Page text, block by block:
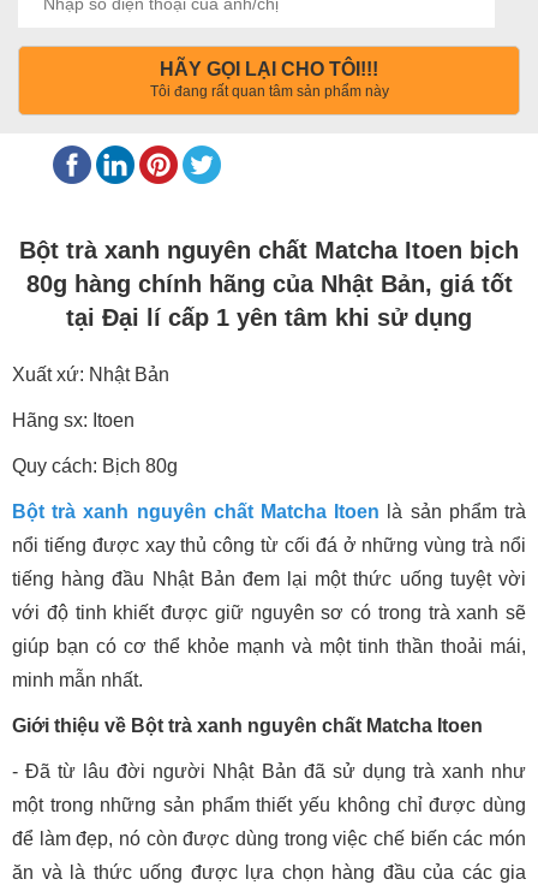
HÃY GỌI LẠI CHO TÔI!!!
Tôi đang rất quan tâm sản phẩm này
Bột trà xanh nguyên chất Matcha Itoen bịch
80g hàng chính hãng của Nhật Bản, giá tốt
tại Đại lí cấp 1 yên tâm khi sử dụng
Xuất xứ: Nhật Bản
Hãng sx: Itoen
Quy cách: Bịch 80g
Bột trà xanh nguyên chất Matcha Itoen là sản phẩm trà
nổi tiếng được xay thủ công từ cối đá ở những vùng trà nổi
tiếng hàng đầu Nhật Bản đem lại một thức uống tuyệt vời
với độ tinh khiết được giữ nguyên sơ có trong trà xanh sẽ
giúp bạn có cơ thể khỏe mạnh và một tinh thần thoải mái,
minh mẫn nhất.
Giới thiệu về Bột trà xanh nguyên chất Matcha Itoen
- Đã từ lâu đời người Nhật Bản đã sử dụng trà xanh như
một trong những sản phẩm thiết yếu không chỉ được dùng
để làm đẹp, nó còn được dùng trong việc chế biến các món
ăn và là thức uống được lựa chọn hàng đầu của các gia